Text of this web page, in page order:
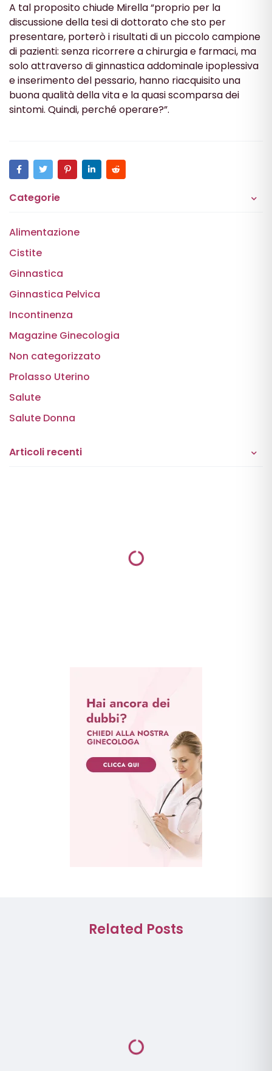
A tal proposito chiude Mirella “proprio per la
discussione della tesi di dottorato che sto per
presentare, porterò i risultati di un piccolo campione
di pazienti: senza ricorrere a chirurgia e farmaci, ma
solo attraverso di ginnastica addominale ipoplessiva
e inserimento del pessario, hanno riacquisito una
buona qualità della vita e la quasi scomparsa dei
sintomi. Quindi, perché operare?”.
Categorie
Alimentazione
Cistite
Ginnastica
Ginnastica Pelvica
Incontinenza
Magazine Ginecologia
Non categorizzato
Prolasso Uterino
Salute
Salute Donna
Articoli recenti
Related Posts